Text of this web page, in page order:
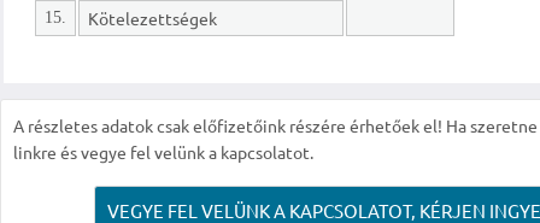
15. Kötelezettségek
A részletes adatok csak előfizetőink részére érhetőek el! Ha
linkre és vegye fel velünk a kapcsolatot.
VEGYE FEL VELÜNK A KAPCSOLATOT, KÉRJEN